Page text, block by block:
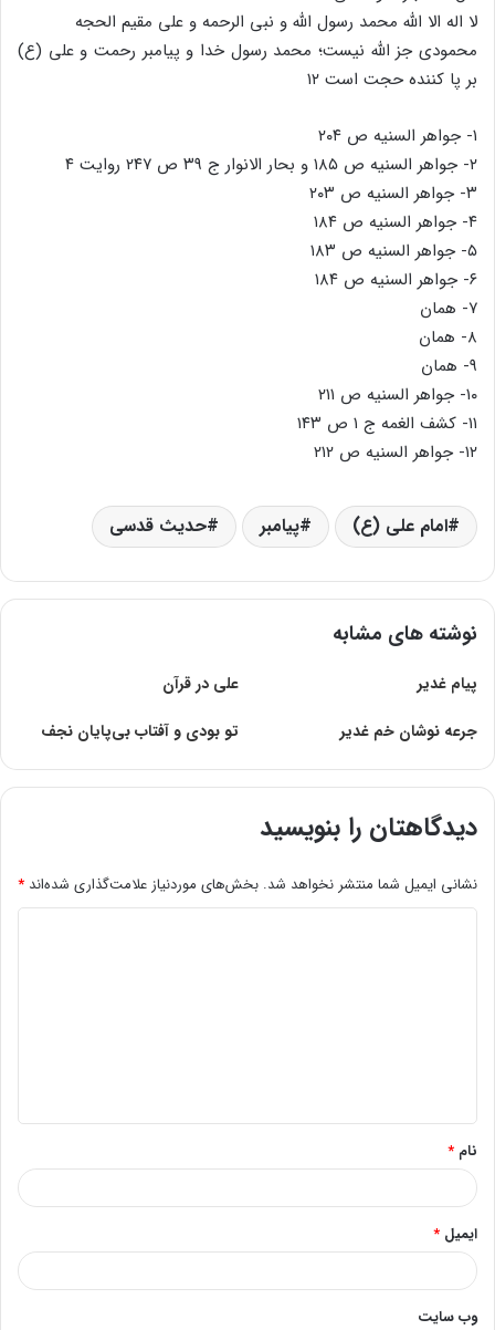
لا اله الا الله محمد رسول الله و نبی الرحمه و علی مقیم الحجه
محمودی جز الله نیست؛ محمد رسول خدا و پیامبر رحمت و علی (ع)
بر پا کننده حجت است ۱۲
۱- جواهر السنیه ص ۲۰۴
۲- جواهر السنیه ص ۱۸۵ و بحار الانوار ج ۳۹ ص ۲۴۷ روایت ۴
۳- جواهر السنیه ص ۲۰۳
۴- جواهر السنیه ص ۱۸۴
۵- جواهر السنیه ص ۱۸۳
۶- جواهر السنیه ص ۱۸۴
۷- همان
۸- همان
۹- همان
۱۰- جواهر السنیه ص ۲۱۱
۱۱- کشف الغمه ج ۱ ص ۱۴۳
۱۲- جواهر السنیه ص ۲۱۲
امام علی (ع) پیامبر حدیث قدسی
نوشته های مشابه
پیام غدیر
على در قرآن
جرعه نوشان خم غدیر
تو بودی‌ و آفتاب‌ بی‌پایان‌ نجف‌
دیدگاهتان را بنویسید
نشانی ایمیل شما منتشر نخواهد شد. بخش‌های موردنیاز علامت‌گذاری شده‌اند *
*
نام *
ایمیل *
وب‌ سایت